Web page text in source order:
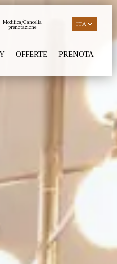
OFFERTE PRENOTA
Modifica/Cancella
prenotazione
ITA
ITA